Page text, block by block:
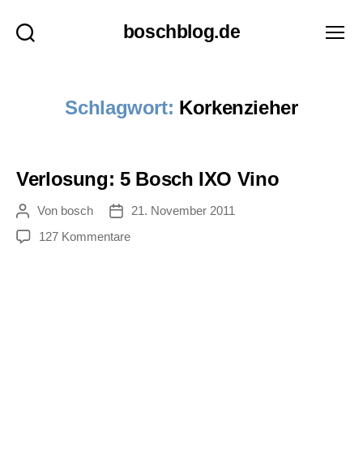
boschblog.de
Schlagwort: Korkenzieher
Verlosung: 5 Bosch IXO Vino
Beitragsautor
Von bosch Veröffentlichungsdatum
21. November 2011
127 Kommentarezu